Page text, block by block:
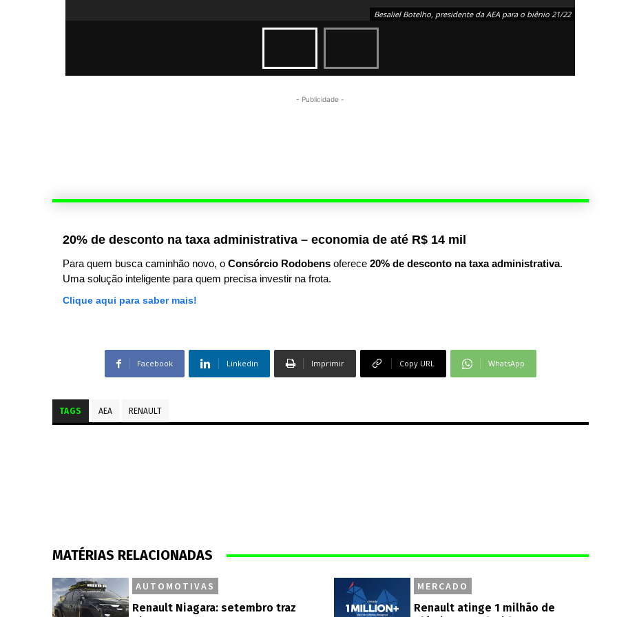
Besaliel Botelho, presidente da AEA para o biênio 21/22
- Publicidade -
20% de desconto na taxa administrativa – economia de até R$ 14 mil
Para quem busca caminhão novo, o Consórcio Rodobens oferece 20% de desconto na taxa administrativa.
Uma solução inteligente para quem precisa investir na frota.
Clique aqui para saber mais!
Facebook Linkedin Imprimir Copy URL WhatsApp
TAGS AEA RENAULT
MATÉRIAS RELACIONADAS
AUTOMOTIVAS
Renault Niagara: setembro traz
MERCADO
Renault atinge 1 milhão de